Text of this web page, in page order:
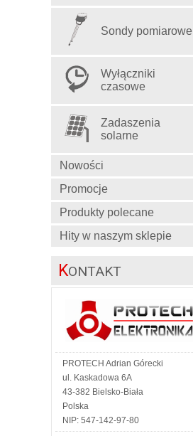
Sondy pomiarowe
Wyłączniki
czasowe
Zadaszenia
solarne
Nowości
Promocje
Produkty polecane
Hity w naszym sklepie
KONTAKT
PROTECH Adrian Górecki
ul. Kaskadowa 6A
43-382 Bielsko-Biała
Polska
NIP: 547-142-97-80